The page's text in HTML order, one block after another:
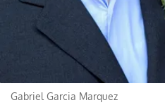
Gabriel Garcia Marquez